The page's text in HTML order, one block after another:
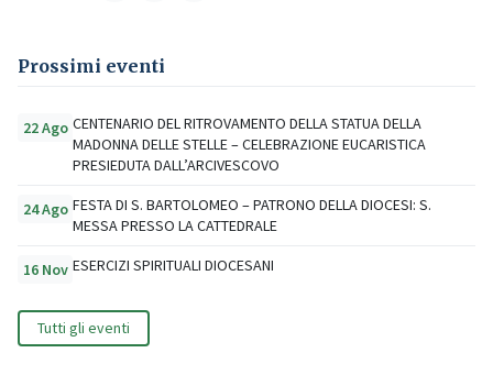
Prossimi eventi
22 Ago CENTENARIO DEL RITROVAMENTO DELLA STATUA DELLA
MADONNA DELLE STELLE – CELEBRAZIONE EUCARISTICA
PRESIEDUTA DALL’ARCIVESCOVO
24 Ago FESTA DI S. BARTOLOMEO – PATRONO DELLA DIOCESI: S.
MESSA PRESSO LA CATTEDRALE
16 Nov ESERCIZI SPIRITUALI DIOCESANI
Tutti gli eventi